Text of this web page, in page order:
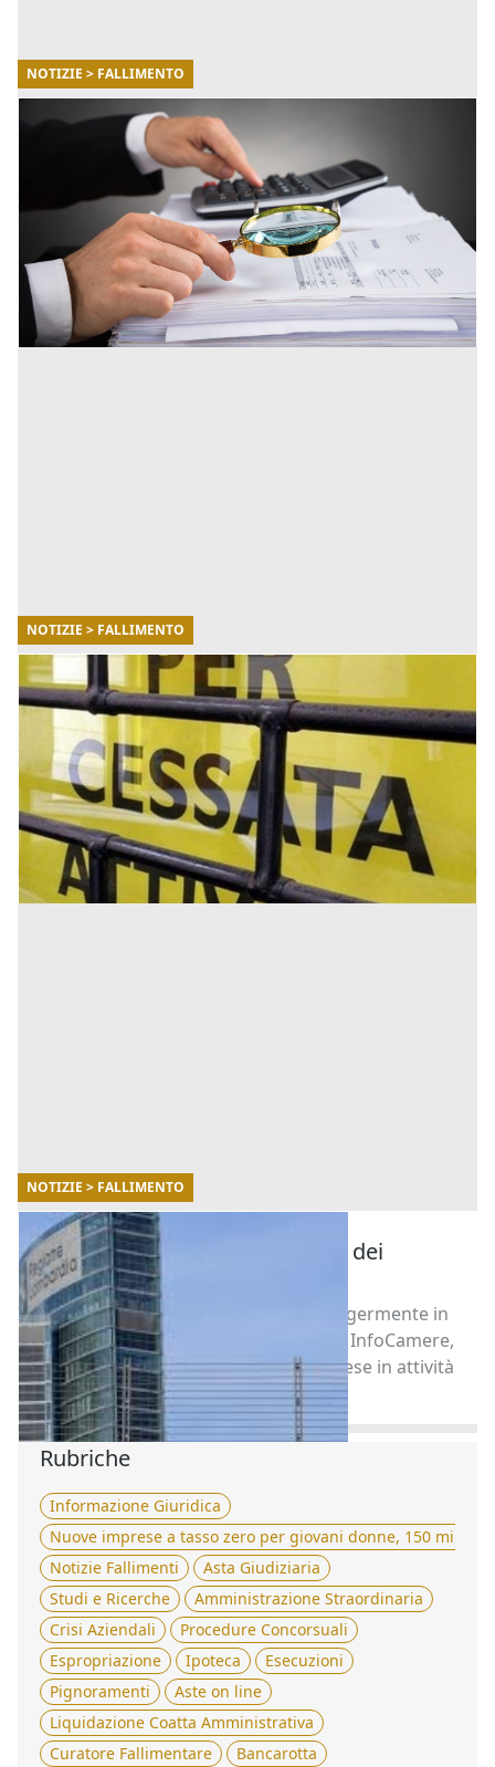
NOTIZIE > FALLIMENTO
Riforma della crisi d’impresa: la mappa di
tutte le novità
Il Decreto legge numero 118 del 24 agosto 2021 sulla
riforma crisi d'impresa ha avuto la sua conversione in
legge. In molti casi ci sono state dei commi modificati
[...]
NOTIZIE > FALLIMENTO
22/06/2021
In quali settori d'impresa c'è più probabilità
di fallire
Il fallimento di impresa in determinati settori è un
rischio che si è concretizzato all'avvento della
pandemia Covid-19, o che comunque è stato sempre
più vicino a [...]
NOTIZIE > FALLIMENTO
18/05/2021
Emergenza Covid: ecco i numeri dei
fallimenti in Lombardia
I fallimenti Lombardia sono risultati leggermente in
diminuzione rispetto al passato. Infatti, InfoCamere,
l'ente che gestisce il registro delle imprese in attività
[...]
Rubriche
Informazione Giuridica
Nuove imprese a tasso zero per giovani donne, 150
Notizie Fallimenti
Asta Giudiziaria
Studi e Ricerche
Amministrazione Straordinaria
Crisi Aziendali
Procedure Concorsuali
Espropriazione
Ipoteca
Esecuzioni
Pignoramenti
Aste on line
Liquidazione Coatta Amministrativa
Curatore Fallimentare
Bancarotta